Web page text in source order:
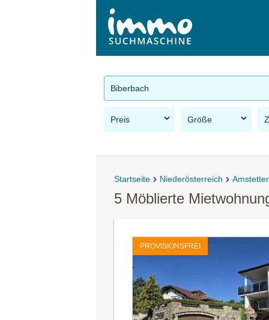
Biberbach
Preis Größe
Startseite Niederösterreich
5 Möblierte
PROVISIONSFREI